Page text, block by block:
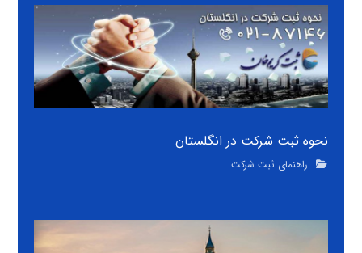
نحوه ثبت شرکت در انگلستان
راهنمای ثبت شرکت